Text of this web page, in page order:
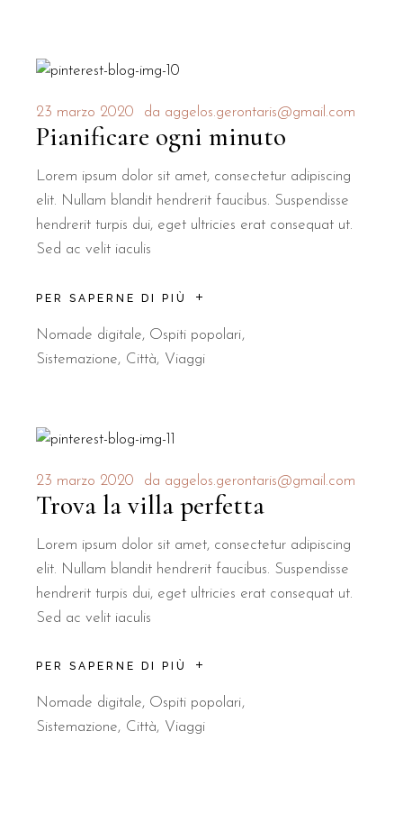
23 marzo 2020 da aggelos.gerontaris@gmail.com
Pianificare ogni minuto
Lorem ipsum dolor sit amet, consectetur adipiscing
elit. Nullam blandit hendrerit faucibus. Suspendisse
hendrerit turpis dui, eget ultricies erat consequat ut.
Sed ac velit iaculis
PER SAPERNE DI PIÙ
Nomade digitale, Ospiti popolari
Sistemazione
Città Viaggi
23 marzo 2020 da aggelos.gerontaris@gmail.com
Trova la villa perfetta
Lorem ipsum dolor sit amet, consectetur adipiscing
elit. Nullam blandit hendrerit faucibus. Suspendisse
hendrerit turpis dui, eget ultricies erat consequat ut.
Sed ac velit iaculis
PER SAPERNE DI PIÙ
Nomade digitale, Ospiti popolari
Sistemazione
Città Viaggi